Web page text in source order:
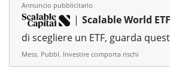
Annuncio pubblicitario
| Scalable World
di scegliere un ETF, guarda
Mess. Pubbl. Investire comporta rischi